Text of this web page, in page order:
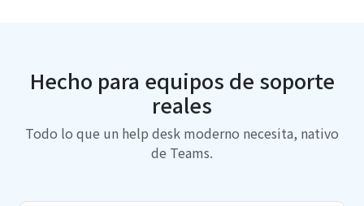
Hecho para equipos de soporte
reales
Todo lo que un help desk moderno necesita, nativo
de Teams.